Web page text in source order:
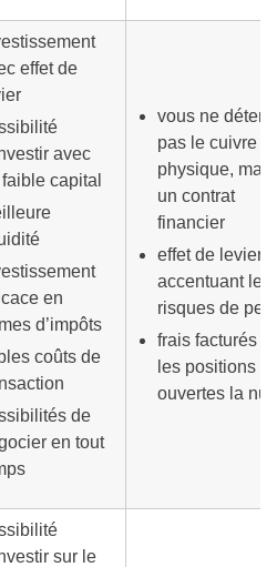
effet de
avec
capital
en
d’impôts
coûts de
de
en tout
vous ne
pas le cuivre
physique, mais
un contrat
financier
effet de levier
accentuant les
risques de
frais facturés
les positions
ouvertes la nuit
sur le